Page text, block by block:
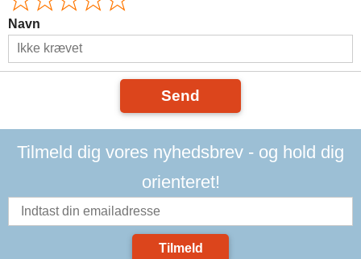
Navn
Send
Tilmeld dig vores nyhedsbrev - og hold dig
orienteret!
Tilmeld